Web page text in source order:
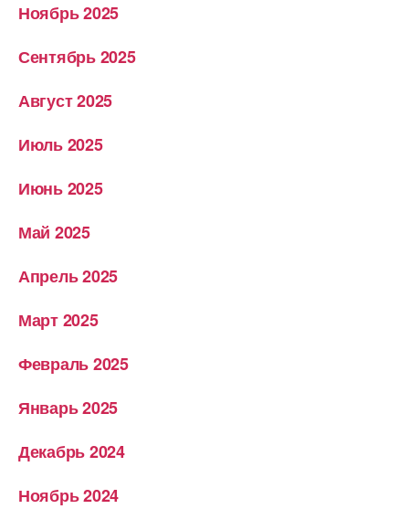
Ноябрь 2025
Сентябрь 2025
Август 2025
Июль 2025
Июнь 2025
Май 2025
Апрель 2025
Март 2025
Февраль 2025
Январь 2025
Декабрь 2024
Ноябрь 2024